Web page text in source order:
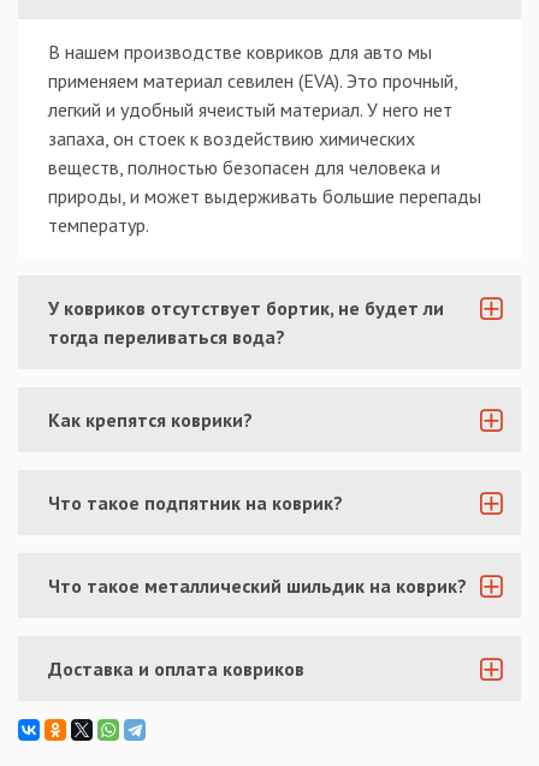
В нашем производстве ковриков для авто мы
применяем материал севилен (EVA). Это прочный,
легкий и удобный ячеистый материал. У него нет
запаха, он стоек к воздействию химических
веществ, полностью безопасен для человека и
природы, и может выдерживать большие перепады
температур.
У ковриков отсутствует бортик, не будет ли
тогда переливаться вода?
Как крепятся коврики?
Что такое подпятник на коврик?
Что такое металлический шильдик на коврик?
Доставка и оплата ковриков